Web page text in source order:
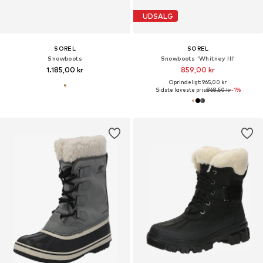
SOREL
Snowboots
1.185,00 kr
UDSALG
SOREL
Snowboots 'Whitney III'
859,00 kr
Oprindeligt: 965,00 kr
Sidste laveste pris:868,50 kr-1%